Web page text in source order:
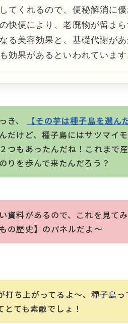
てくれるので、便秘解消に
快便により、老廃物が留ま
る美容効果と、基礎代謝が
効果があるといわれていま
き、
【その芋は種子島を選ん
だけど、種子島にはサツマイ
つもあったんだね！これまで
りを歩んで来たんだろう？
資料があるので、これを見て
の歴史】のパネルだよ～
打ち上がってるよ～、種子島っ
とても素敵でしょ！